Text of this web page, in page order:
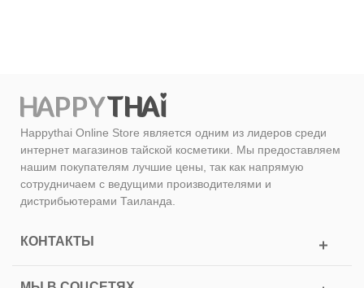
Happythai Online Store является одним из лидеров среди
интернет магазинов тайской косметики. Мы предоставляем
нашим покупателям лучшие цены, так как напрямую
сотрудничаем с ведущими производителями и
дистрибьютерами Таиланда.
КОНТАКТЫ